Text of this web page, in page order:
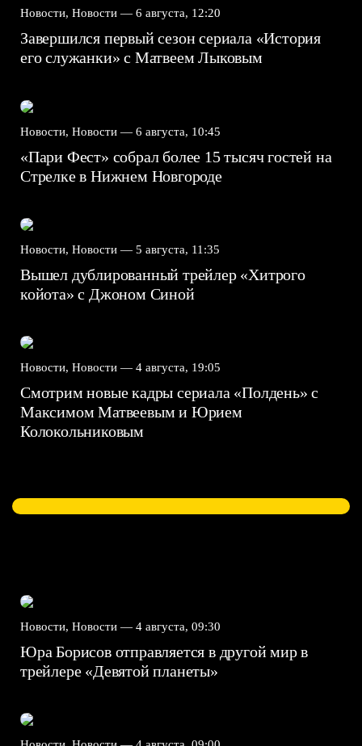
Новости, Новости — 6 августа, 12:20
Завершился первый сезон сериала «История
его служанки» с Матвеем Лыковым
Новости, Новости — 6 августа, 10:45
«Пари Фест» собрал более 15 тысяч гостей на
Стрелке в Нижнем Новгороде
Новости, Новости — 5 августа, 11:35
Вышел дублированный трейлер «Хитрого
койота» с Джоном Синой
Новости, Новости — 4 августа, 19:05
Смотрим новые кадры сериала «Полдень» с
Максимом Матвеевым и Юрием
Колокольниковым
Новости, Новости — 4 августа, 09:30
Юра Борисов отправляется в другой мир в
трейлере «Девятой планеты»